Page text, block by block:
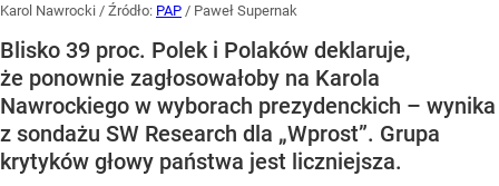
Karol Nawrocki / Źródło: PAP / Paweł Supernak
Blisko 39 proc. Polek i Polaków deklaruje,
że ponownie zagłosowałoby na Karola
Nawrockiego w wyborach prezydenckich – wynika
z sondażu SW Research dla „Wprost”. Grupa
krytyków głowy państwa jest liczniejsza.